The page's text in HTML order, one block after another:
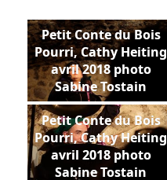
Petit Conte du Bois
Pourri, Cathy Heiting
avril 2018 photo
Sabine Tostain
Petit Conte du Bois
Pourri, Cathy Heiting
avril 2018 photo
Sabine Tostain